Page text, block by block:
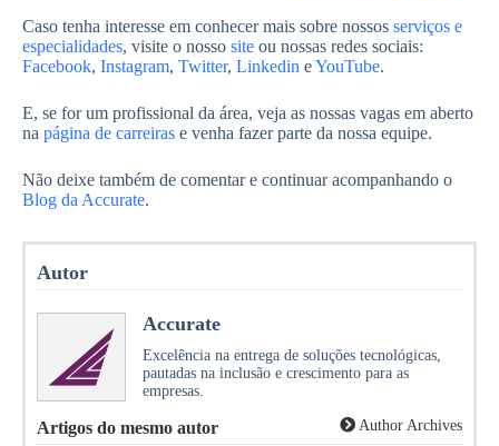
Caso tenha interesse em conhecer mais sobre nossos serviços e
especialidades, visite o nosso site ou nossas redes sociais:
Facebook, Instagram, Twitter, Linkedin eYouTube.
E, se for um profissional da área, veja as nossas vagas em aberto
na página de carreiras e venha fazer parte da nossa equipe.
Não deixe também de comentar e continuar acompanhando o
Blog da Accurate.
Autor
Accurate
Excelência na entrega de soluções tecnológicas,
pautadas na inclusão e crescimento para as
empresas.
Artigos do mesmo autor Author Archives